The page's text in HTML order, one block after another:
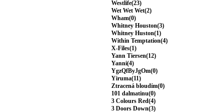
Westlife(23)
Wet Wet Wet(2)
Wham(0)
Whitney Houston(3)
Whitney Huston(1)
Within Temptation(4)
X-Files(1)
Yann Tiersen(12)
Yanni(4)
YgzQfByJgOm(0)
Yiruma(11)
Ztracená bloudím(0)
101 dalmatinu(0)
3 Colours Red(4)
3 Doors Down(3)